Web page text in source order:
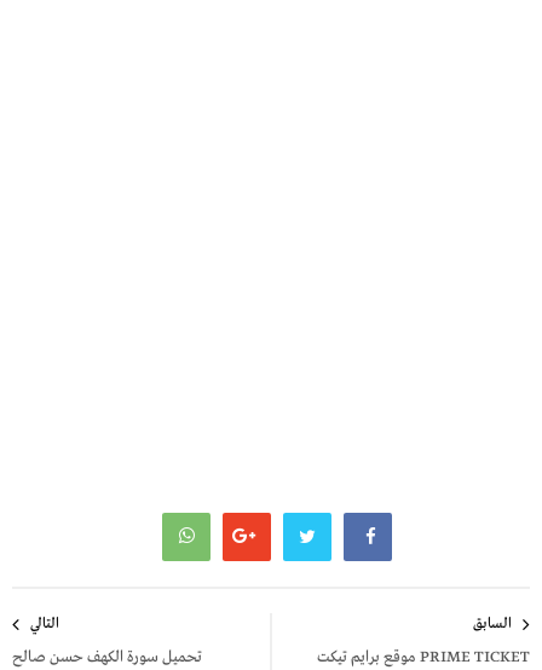
المقالات
السابق
PRIME TICKET موقع برايم تيكت
التالي
تحميل سورة الكهف حسن صالح